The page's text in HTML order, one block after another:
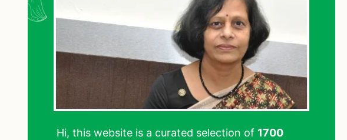
Hi, this website is a curated selection of 1700